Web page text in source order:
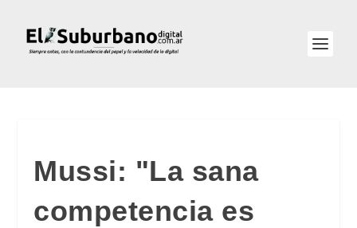
Mussi: "La sana
competencia es